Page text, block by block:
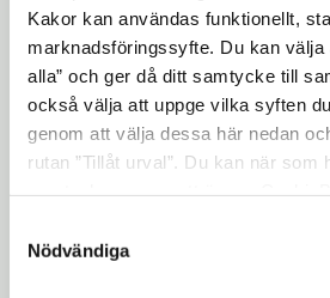
Kakor kan användas funktionellt,
marknadsföringssyfte. Du kan välja
alla” och ger då ditt samtycke till
också välja att uppge vilka syften
genom att välja dessa här nedan
rutan ”Tillåt urval”. Du kan när som
"Visa detaljer" kan du läsa om hur
hur vi och våra leverantörer
Nödvändiga
Så kan ett
se ut
Jobben som erbjuds
arbetsplatser inom de
verksamheterna, bland
och fritid, omsorg och
skolor och fritidshem,